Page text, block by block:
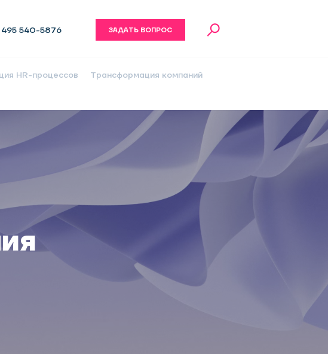
495 540-5876 ЗАДАТЬ ВОПРОС
HR-процессов
Трансформация компаний